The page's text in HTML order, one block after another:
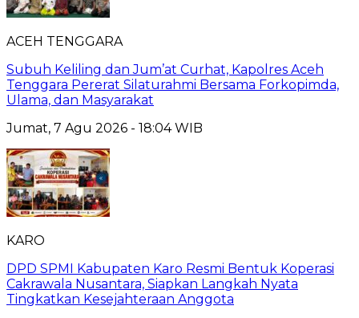
ACEH TENGGARA
Subuh Keliling dan Jum’at Curhat, Kapolres Aceh
Tenggara Pererat Silaturahmi Bersama Forkopimda,
Ulama, dan Masyarakat
Jumat, 7 Agu 2026 - 18:04 WIB
KARO
DPD SPMI Kabupaten Karo Resmi Bentuk Koperasi
Cakrawala Nusantara, Siapkan Langkah Nyata
Tingkatkan Kesejahteraan Anggota